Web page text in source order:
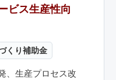
ビス生産性向
くり補助金
、生産プロセス改